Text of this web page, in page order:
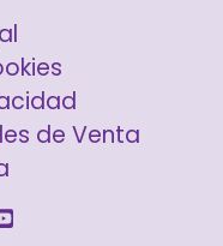
de Venta